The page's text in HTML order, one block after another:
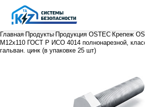
Главная Продукты Продукция OSTEC Крепеж
М12х110 ГОСТ Р ИСО 4014 полнонарезной,
гальван. цинк (в упаковке 25 шт)